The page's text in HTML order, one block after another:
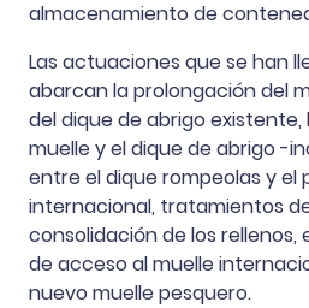
almacenamiento de
Las actuaciones que se han
abarcan la prolongación del
del dique de abrigo
muelle y el dique de abrigo -
entre el dique rompeolas y el
internacional, tratamientos
consolidación de los rellenos,
de acceso al muelle
nuevo muelle pesquero.